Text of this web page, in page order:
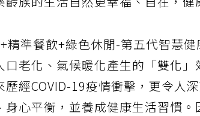
族的生活自然更幸福、自在，健
精準餐飲+綠色休閒-第五代智慧
老化、氣候暖化產生的「雙化」
經COVID-19疫情衝擊，更令人